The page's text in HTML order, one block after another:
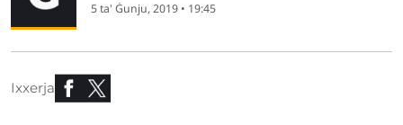
5 ta' Ġunju, 2019 • 19:45
Ixxerja